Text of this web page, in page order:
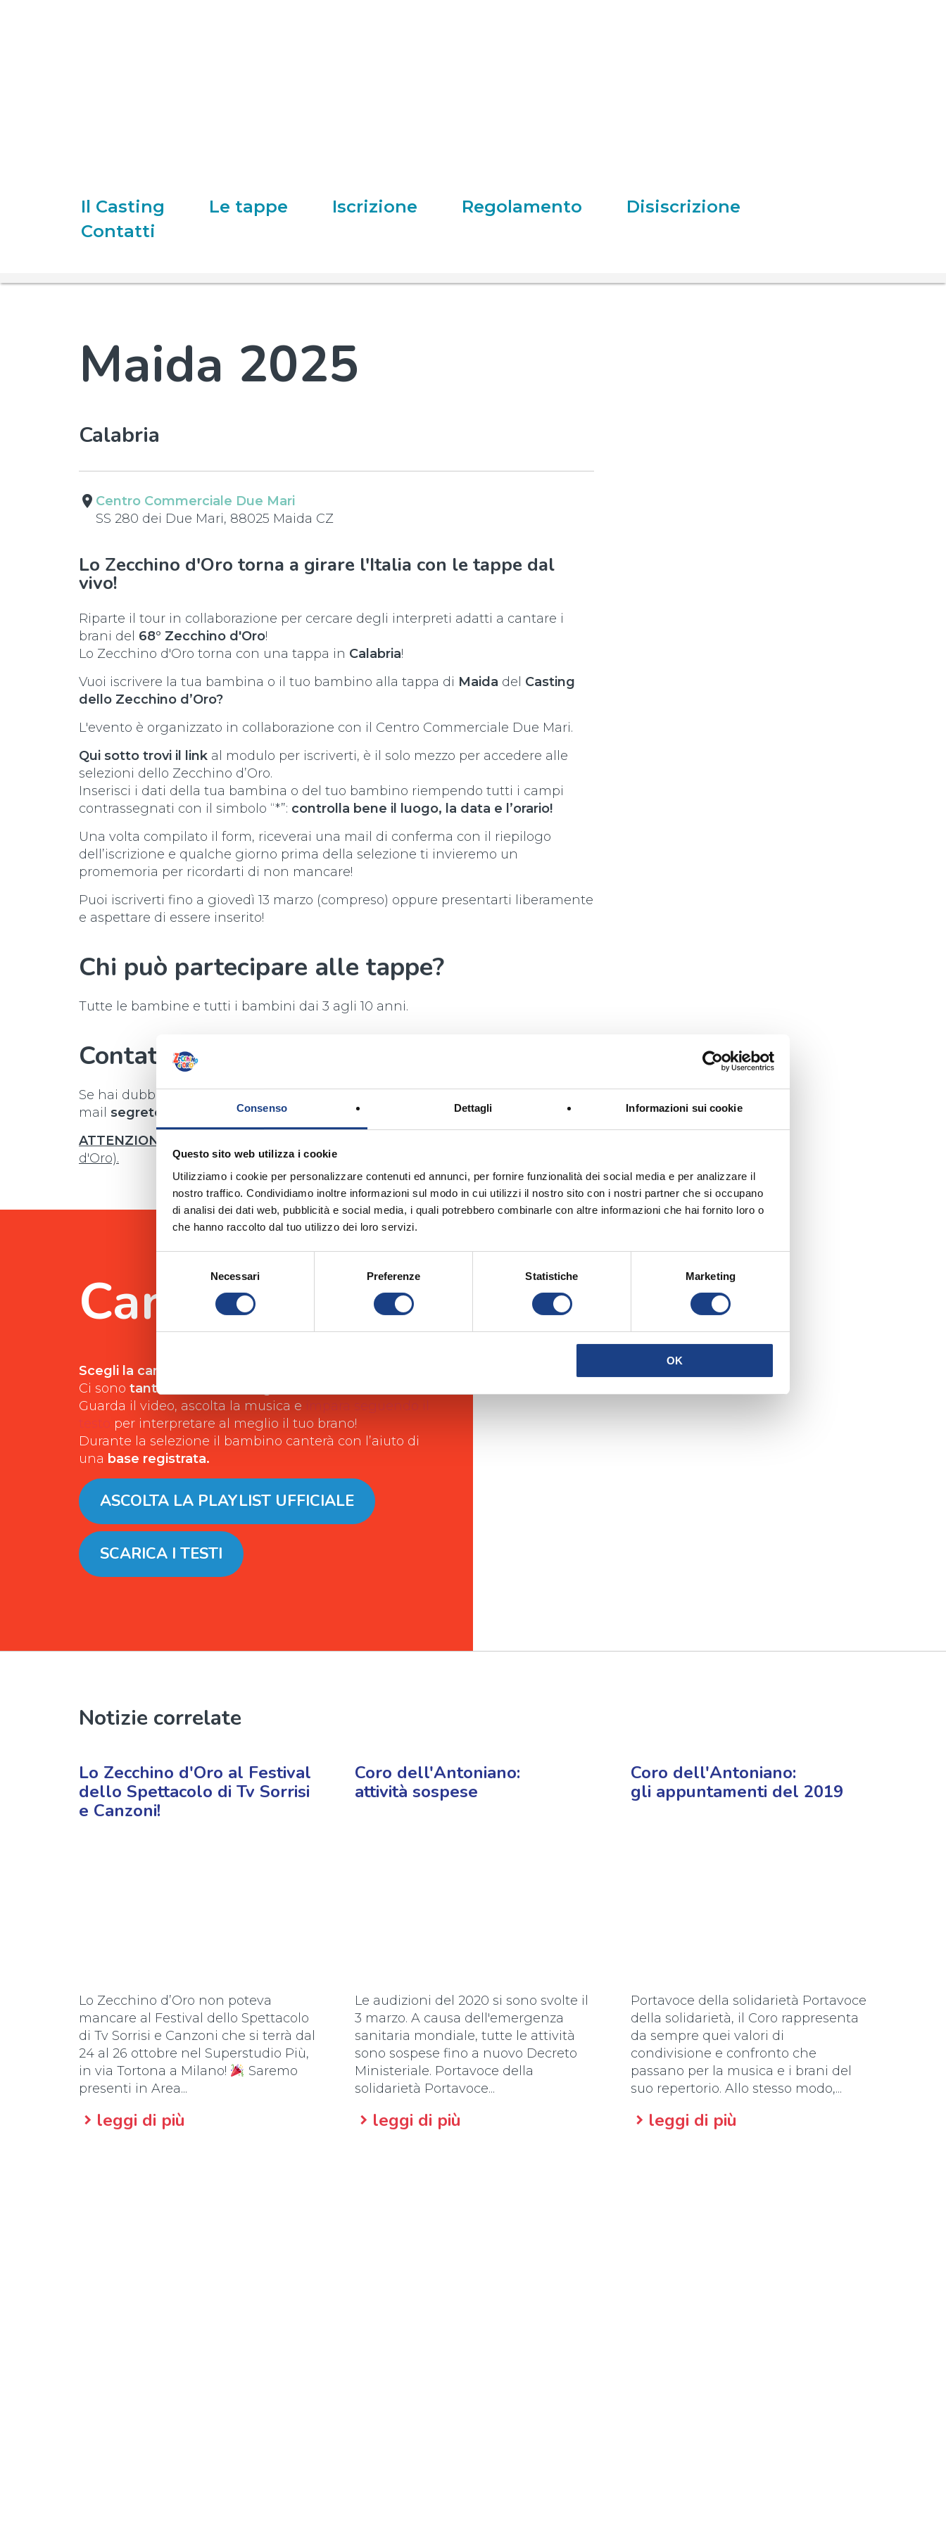
Consenso Dettagli Informazioni sui cookie
Questo sito web utilizza i cookie
Utilizziamo i cookie per personalizzare contenuti ed annunci, per fornire funzionalità dei social media e per analizzare il
nostro traffico. Condividiamo inoltre informazioni sul modo in cui utilizzi il nostro sito con i nostri partner che si occupano
di analisi dei dati web, pubblicità e social media, i quali potrebbero combinarle con altre informazioni che hai fornito loro o
che hanno raccolto dal tuo utilizzo dei loro servizi.
consenso
Necessari Preferenze Statistiche Marketing
OK
Il Casting Le tappe Iscrizione Regolamento
Disiscrizione
Contatti
Maida 2025
Calabria
place Centro Commerciale Due Mari
SS 280 dei Due Mari, 88025 Maida CZ
Lo Zecchino d'Oro torna a girare l'Italia con le tappe dal
vivo!
Riparte il tour in collaborazione per cercare degli interpreti adatti a cantare i
brani del 68° Zecchino d'Oro!
Lo Zecchino d'Oro torna con una tappa in Calabria!
Vuoi iscrivere la tua bambina o il tuo bambino alla tappa di Maida del Casting
dello Zecchino d’Oro?
L'evento è organizzato in collaborazione con il Centro Commerciale Due Mari.
Qui sotto trovi il link al modulo per iscriverti, è il solo mezzo per accedere alle
selezioni dello Zecchino d’Oro.
Inserisci i dati della tua bambina o del tuo bambino riempendo tutti i campi
contrassegnati con il simbolo “*”: controlla bene il luogo, la data e l’orario!
Una volta compilato il form, riceverai una mail di conferma con il riepilogo
dell’iscrizione e qualche giorno prima della selezione ti invieremo un
promemoria per ricordarti di non mancare!
Puoi iscriverti fino a giovedì 13 marzo (compreso) oppure presentarti liberamente
e aspettare di essere inserito!
Chi può partecipare alle tappe?
Tutte le bambine e tutti i bambini dai 3 agli 10 anni.
Contattaci se hai bisogno!
Se hai dubbi e difficoltà o se vuoi informazioni, contatta la nostra Segreteria alla
mail segreteria@antoniano.it.
ATTENZIONE:
d'Oro).
Canzoni
Scegli la canzone da cantare alle selezioni!
Ci sono tanti brani
Guarda il video, ascolta la musica e impara seguendo il
testo per interpretare al meglio il tuo brano!
Durante la selezione il bambino canterà con l’aiuto di
una base registrata.
ASCOLTA LA PLAYLIST UFFICIALE
SCARICA I TESTI
Notizie correlate
Lo Zecchino d'Oro al Festival
dello Spettacolo di Tv Sorrisi
e Canzoni!
Lo Zecchino d’Oro non poteva
mancare al Festival dello Spettacolo
di Tv Sorrisi e Canzoni che si terrà dal
24 al 26 ottobre nel Superstudio Più,
in via Tortona a Milano!
Saremo
presenti in Area...
leggi di più
Coro dell'Antoniano:
attività sospese
Le audizioni del 2020 si sono svolte il
3 marzo. A causa dell'emergenza
sanitaria mondiale, tutte le attività
sono sospese fino a nuovo Decreto
Ministeriale. Portavoce della
solidarietà Portavoce...
leggi di più
Coro dell'Antoniano:
gli appuntamenti del 2019
Portavoce della solidarietà Portavoce
della solidarietà, il Coro rappresenta
da sempre quei valori di
condivisione e confronto che
passano per la musica e i brani del
suo repertorio. Allo stesso modo,...
leggi di più